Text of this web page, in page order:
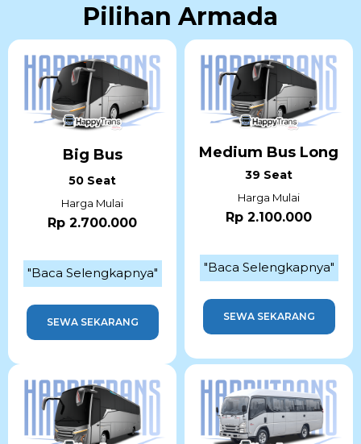
Pilihan Armada
Big Bus
50 Seat
Harga Mulai
Rp 2.700.000
"Baca Selengkapnya"
SEWA SEKARANG
Medium Bus Long
39 Seat
Harga Mulai
Rp 2.100.000
"Baca Selengkapnya"
SEWA SEKARANG